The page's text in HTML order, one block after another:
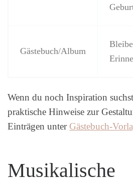
Gästebuch/Album
Wenn du noch Inspiration
praktische Hinweise zur
Einträgen unter Gästebuch-
Musikalische